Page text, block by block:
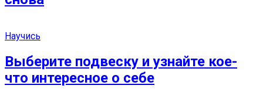
Научись
Выберите подвеску и узнайте кое-
что интересное о себе